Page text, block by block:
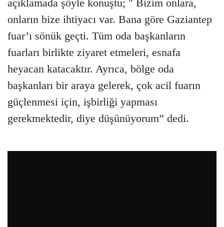
açıklamada şöyle konuştu; " Bizim onlara,
onların bize ihtiyacı var. Bana göre Gaziantep
fuar’ı sönük geçti. Tüm oda başkanların
fuarları birlikte ziyaret etmeleri, esnafa
heyacan katacaktır. Ayrıca, bölge oda
başkanları bir araya gelerek, çok acil fuarın
güçlenmesi için, işbirliği yapması
gerekmektedir, diye düşünüyorum” dedi.